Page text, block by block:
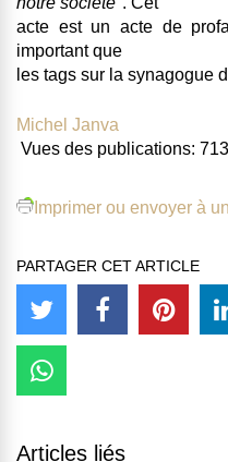
acte est un acte de
important que
les tags sur la synagogue
Michel Janva
Vues des publications: 713
Imprimer ou envoyer à
PARTAGER CET ARTICLE
Articles liés